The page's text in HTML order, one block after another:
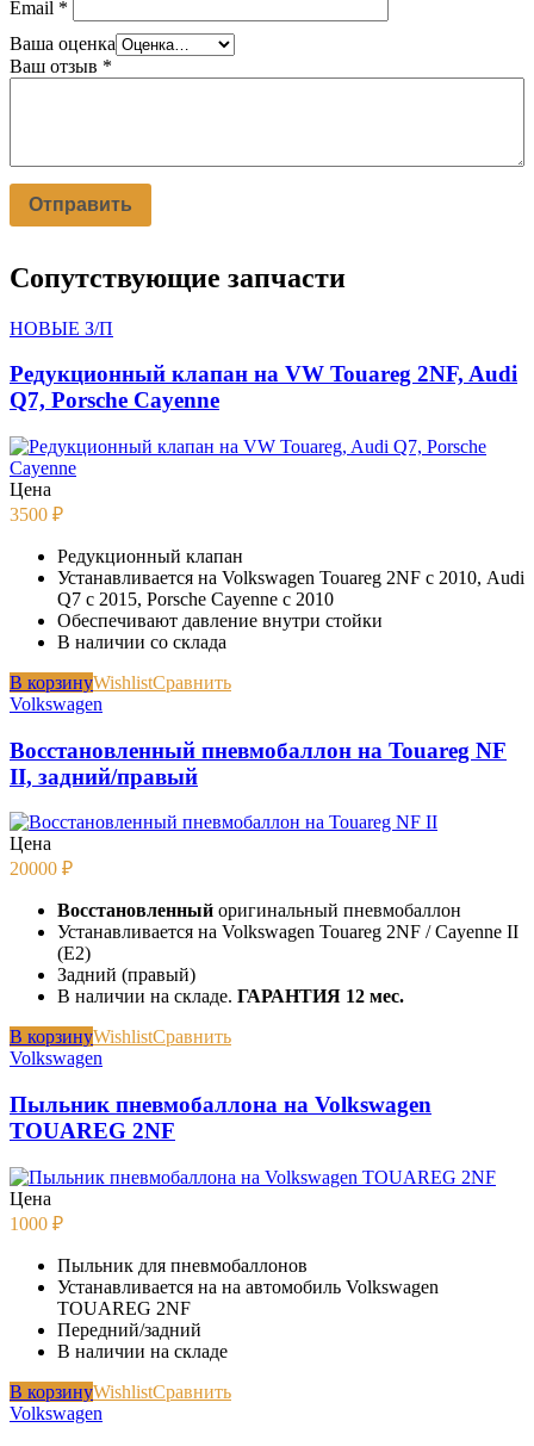
Email *
Ваша оценка
Ваш отзыв *
Сопутствующие запчасти
НОВЫЕ З/П
Редукционный клапан на VW Touareg 2NF, Audi
Q7, Porsche Cayenne
Цена
3500 ₽
Редукционный клапан
Устанавливается на Volkswagen Touareg 2NF с 2010, Audi
Q7 c 2015, Porsche Cayenne с 2010
Обеспечивают давление внутри стойки
В наличии со склада
В корзинуWishlistСравнить
Volkswagen
Восстановленный пневмобаллон на Touareg NF
II, задний/правый
Цена
20000 ₽
Восстановленный оригинальный пневмобаллон
Устанавливается на Volkswagen Touareg 2NF / Cayenne II
(E2)
Задний (правый)
В наличии на складе. ГАРАНТИЯ 12 мес.
В корзинуWishlistСравнить
Volkswagen
Пыльник пневмобаллона на Volkswagen
TOUAREG 2NF
Цена
1000 ₽
Пыльник для пневмобаллонов
Устанавливается на на автомобиль Volkswagen
TOUAREG 2NF
Передний/задний
В наличии на складе
В корзинуWishlistСравнить
Volkswagen